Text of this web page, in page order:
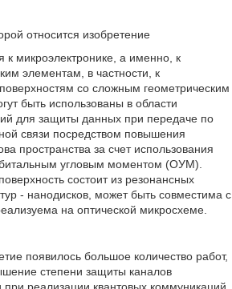
относится изобретение
к микроэлектронике, а именно, к
элементам, в частности, к
со сложным геометрическим
быть использованы в области
для защиты данных при передаче по
связи посредством повышения
пространства за счет использования
угловым моментом (ОУМ).
состоит из резонансных
- нанодисков, может быть совместима с
на оптической микросхеме.
появилось большое количество работ,
степени защиты каналов